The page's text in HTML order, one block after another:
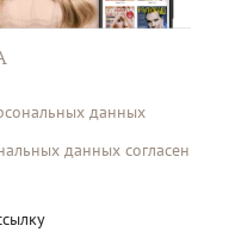
данных
данных согласен